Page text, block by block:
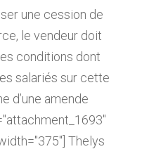
une cession de
le vendeur doit
conditions dont
salariés sur cette
d’une amende
Thelys